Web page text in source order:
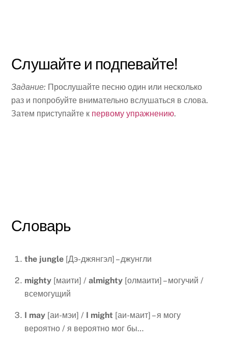
Слушайте и подпевайте!
Задание: Прослушайте песню один или несколько
раз и попробуйте внимательно вслушаться в слова.
Затем приступайте к первому упражнению.
Словарь
the jungle [Дэ-джянгэл] – джунгли
mighty [маити] / almighty [олмаити] – могучий /
всемогущий
I may [аи-мэи] / I might [аи-маит] – я могу
вероятно / я вероятно мог бы…